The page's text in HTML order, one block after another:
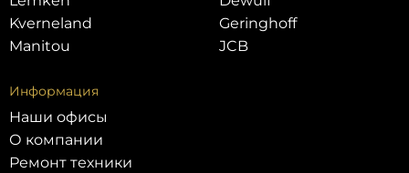
Kverneland
Manitou
Geringhoff
JCB
Информация
Наши офисы
О компании
Ремонт техники